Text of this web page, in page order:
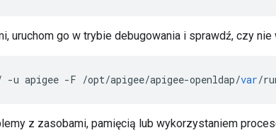
uruchom go w trybie debugowania i sprawdź, czy nie
-u apigee -F /opt/apigee/apigee-openldap/var/
z zasobami, pamięcią lub wykorzystaniem